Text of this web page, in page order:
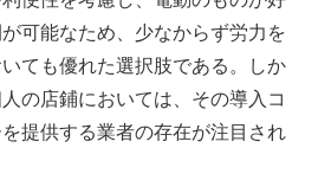
可能なため、少なからず労力を
ても優れた選択肢である。しか
の店鋪においては、その導入コ
提供する業者の存在が注目され